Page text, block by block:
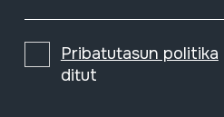
Pribatutasun politika
ditut